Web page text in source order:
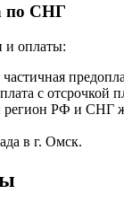
по СНГ
и оплаты:
с отсрочкой
регион РФ и СНГ
в г. Омск.